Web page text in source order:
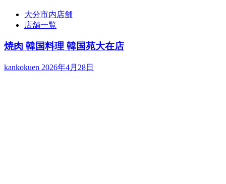
大分市内店舗
店舗一覧
焼肉 韓国料理 韓国苑大在店
kankokuen 2026年4月28日